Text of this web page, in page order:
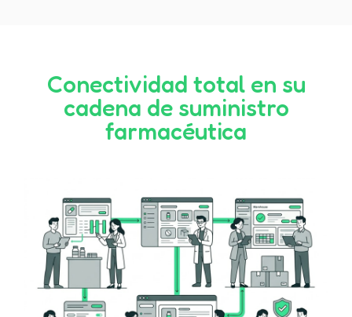
Conectividad total en su
cadena de suministro
farmacéutica